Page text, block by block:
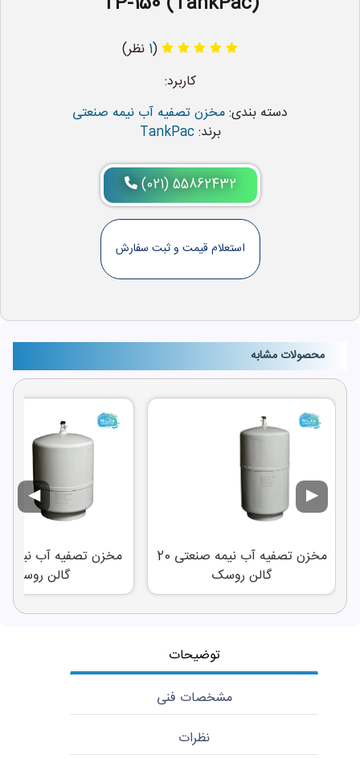
(
1 نظر)
کاربرد:
دسته بندی:مخزن تصفیه آب نیمه صنعتی
برند: TankPac
(021) 55862432
استعلام قیمت و ثبت سفارش
محصولات مشابه
مخزن تصفیه آب نیمه صنعتی 20
گالن روسک
گالن روسک
▶
◀
توضیحات
مشخصات فنی
نظرات